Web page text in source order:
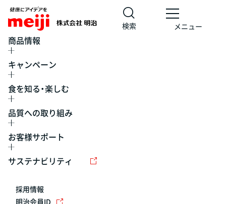
検索 メニュー
商品情報
キャンペーン
食を知る・楽しむ
品質への取り組み
お客様サポート
サステナビリティ
採用情報
明治会員ID